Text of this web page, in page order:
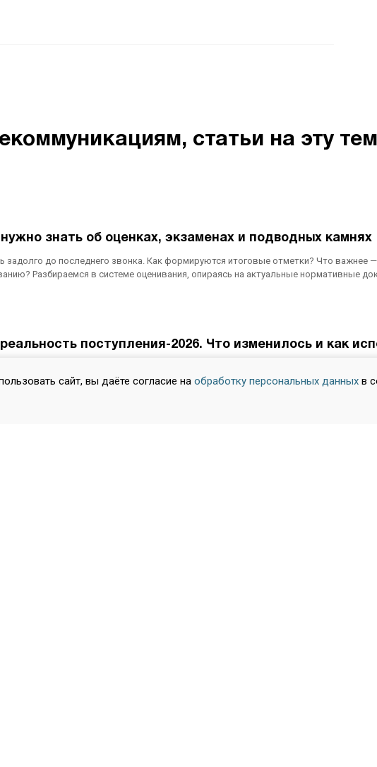
cтатьи на эту
знать об оценках, экзаменах и подводных камнях
задолго до последнего звонка. Как формируются итоговые отметки? Что важнее
Разбираемся в системе оценивания, опираясь на актуальные нормативные
поступления-2026. Что изменилось и как
Особенно с учетом изменений, которые вступят в силу с 1 сентября
сайт, вы даёте согласие на обработку персональных данных в